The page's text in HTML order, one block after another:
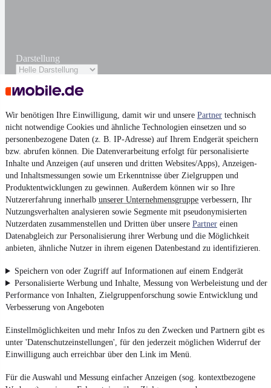
Wir benötigen Ihre Einwilligung, damit wir und unsere Partner technisch
nicht notwendige Cookies und ähnliche Technologien einsetzen und so
personenbezogene Daten (z. B. IP-Adresse) auf Ihrem Endgerät speichern
bzw. abrufen können. Die Datenverarbeitung erfolgt für personalisierte
Inhalte und Anzeigen (auf unseren und dritten Websites/Apps), Anzeigen-
und Inhaltsmessungen sowie um Erkenntnisse über Zielgruppen und
Produktentwicklungen zu gewinnen. Außerdem können wir so Ihre
Nutzererfahrung innerhalb unserer Unternehmensgruppe verbessern, Ihr
Nutzungsverhalten analysieren sowie Segmente mit pseudonymisierten
Nutzerdaten zusammenstellen und Dritten über unsere Partner einen
Datenabgleich zur Personalisierung ihrer Werbung und die Möglichkeit
anbieten, ähnliche Nutzer in ihrem eigenen Datenbestand zu identifizieren.
Speichern von oder Zugriff auf Informationen auf einem Endgerät
Personalisierte Werbung und Inhalte, Messung von Werbeleistung und der
Performance von Inhalten, Zielgruppenforschung sowie Entwicklung und
Verbesserung von Angeboten
Einstellmöglichkeiten und mehr Infos zu den Zwecken und Partnern gibt es
unter 'Datenschutzeinstellungen', für den jederzeit möglichen Widerruf der
Einwilligung auch erreichbar über den Link im Menü.
Für die Auswahl und Messung einfacher Anzeigen (sog. kontextbezogene
Darstellung